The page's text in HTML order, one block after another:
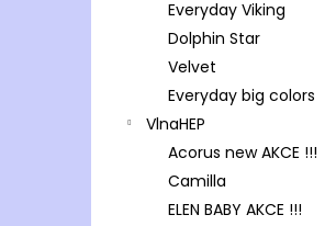
Everyday Viking
Dolphin Star
Velvet
Everyday big colors
VlnaHEP
Acorus new AKCE !!!
Camilla
ELEN BABY AKCE !!!